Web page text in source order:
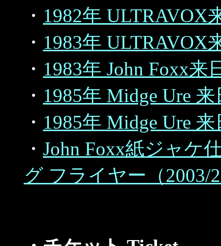
・ 1982年 ULTRAVOX
・ 1983年 ULTRAVOX
・ 1983年 John Foxx
・ 1985年 Midge Ure
・ 1985年 Midge Ure
・ John Foxx紙ジャケ
グ フライヤー（2003/